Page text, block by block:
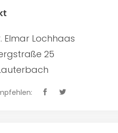
Elmar Lochhaas
25